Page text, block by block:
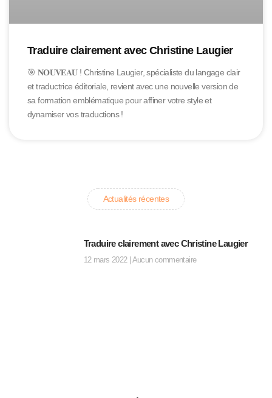
Traduire clairement avec Christine Laugier
🎯 𝐍𝐎𝐔𝐕𝐄𝐀𝐔 ! Christine Laugier, spécialiste du langage clair
et traductrice éditoriale, revient avec une nouvelle version de
sa formation emblématique pour affiner votre style et
dynamiser vos traductions !
Actualités récentes
Traduire clairement avec Christine Laugier
12 mars 2022 Aucun commentaire